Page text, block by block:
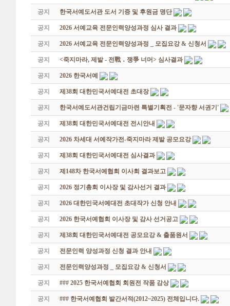
공지 한국서예도서관 도서 기증 및 후원금 명단
공지 2026 서예교육 전문인력양성과정 심사 결과
공지 2026 서예교육 전문인력양성과정 _ 모집요강 & 신청서
공지 <죽지마라, 제발 - 전戰 ․ 쟁爭 너머> 심사결과
공지 2026 한국서예
공지 제38회 대한민국서예대전 초대장
공지 한국서예도서관건립기금마련 특별기획전 - '문자향 서권기'
공지 제38회 대한민국서예대전 전시안내
공지 2026 차세대 서예작가전-죽지마라 제발 공모요강
공지 제38회 대한민국서예대전 심사결과
공지 제148차 한국서예협회 이사회 결과보고
공지 2026 정기총회 이사장 및 감사선거 결과
공지 2026 대한민국서예대전 초대작가 신청 안내
공지 2026 한국서예협회 이사장 및 감사 선거공고
공지 제38회 대한민국서예대전 공모요강 & 출품원서
공지 전문인력 양성과정 신청 결과 안내
공지 전문인력양성과정 _ 모집요강 & 신청서
공지 ### 2025 한국서예협회 회원전 작품 감상
공지 ### 한국서예협회 발간서적(2012~2025) 전체입니다.